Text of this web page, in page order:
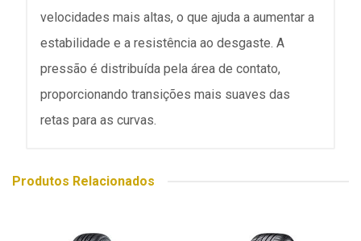
velocidades mais altas, o que ajuda a aumentar a
estabilidade e a resistência ao desgaste. A
pressão é distribuída pela área de contato,
proporcionando transições mais suaves das
retas para as curvas.
Produtos Relacionados